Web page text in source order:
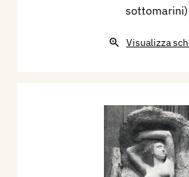
sottomarini)
Visualizza